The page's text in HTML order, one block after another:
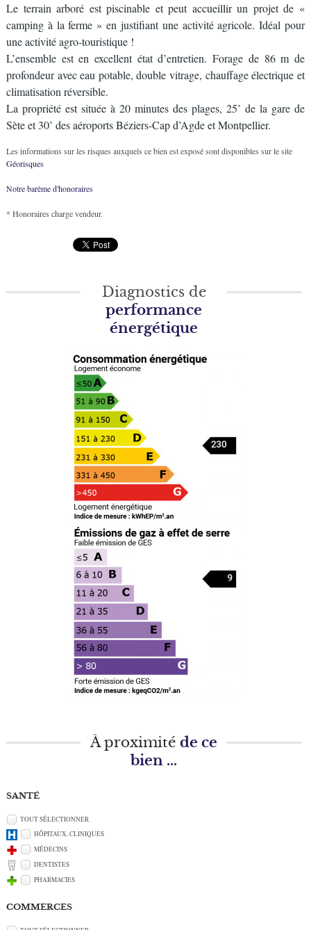
Le terrain arboré est piscinable et peut accueillir un projet de «
camping à la ferme » en justifiant une activité agricole. Idéal pour
une activité agro-touristique !
L’ensemble est en excellent état d’entretien. Forage de 86 m de
profondeur avec eau potable, double vitrage, chauffage électrique et
climatisation réversible.
La propriété est située à 20 minutes des plages, 25’ de la gare de
Sète et 30’ des aéroports Béziers-Cap d’Agde et Montpellier.
Les informations sur les risques auxquels ce bien est exposé sont disponibles sur le site
Géorisques
Notre barème d'honoraires
* Honoraires charge vendeur.
Diagnostics de
performance
énergétique
À proximitéde ce
bien ...
SANTÉ
TOUT SÉLECTIONNER
HÔPITAUX, CLINIQUES
MÉDECINS
DENTISTES
PHARMACIES
COMMERCES